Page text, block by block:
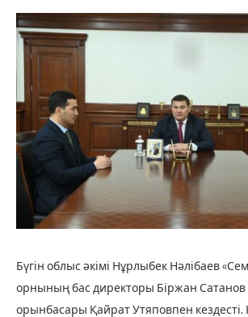
Бүгін облыс әкімі Нұрлыбек Нәлібаев
орнының бас директоры Біржан
орынбасары Қайрат Утяповпен кездесті.